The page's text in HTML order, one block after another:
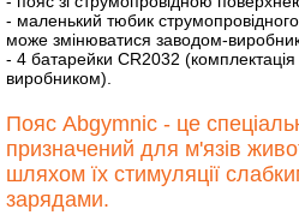
- маленький тюбик
може змінюватися заводом-
- 4 батарейки CR2032
виробником).
Пояс Аbgymnic - це
призначений для м'язів
шляхом їх стимуляції
зарядами.